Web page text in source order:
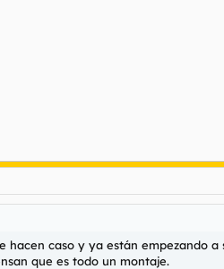
hacen caso y ya están empezando a
que es todo un montaje.